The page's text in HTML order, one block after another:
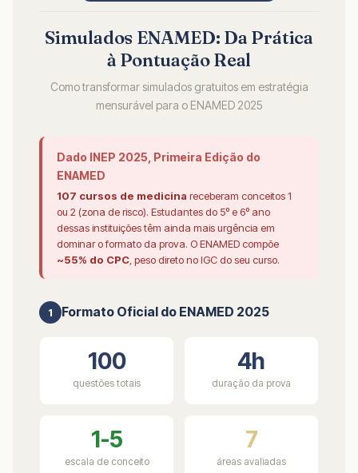
Simulados ENAMED: Da Prática
à Pontuação Real
Como transformar simulados gratuitos em estratégia
mensurável para o ENAMED 2025
Dado INEP 2025, Primeira Edição do
ENAMED
107 cursos de medicina receberam conceitos 1
ou 2 (zona de risco). Estudantes do 5º e 6º ano
dessas instituições têm ainda mais urgência em
dominar o formato da prova. O ENAMED compõe
~55% do CPC , peso direto no IGC do seu curso.
1 Formato Oficial do ENAMED 2025
100
questões totais
4h
duração da prova
1-5
escala de conceito
7
áreas avaliadas